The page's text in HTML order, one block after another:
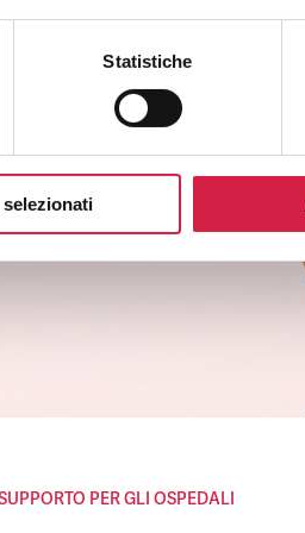
Statistiche
PER GLI OSPEDALI